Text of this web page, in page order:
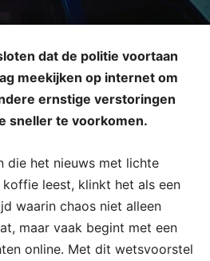
dat de politie voortaan
meekijken op internet om
ernstige verstoringen
sneller te voorkomen.
die het nieuws met lichte
leest, klinkt het als een
waarin chaos niet alleen
maar vaak begint met een
online. Met dit wetsvoorstel